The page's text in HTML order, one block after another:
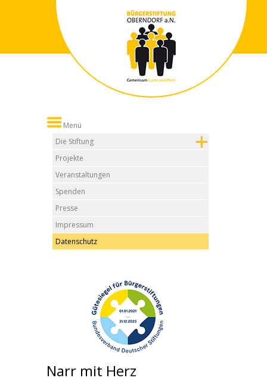
Menü
Die Stiftung
Projekte
Veranstaltungen
Spenden
Presse
Impressum
Datenschutz
Narr mit Herz